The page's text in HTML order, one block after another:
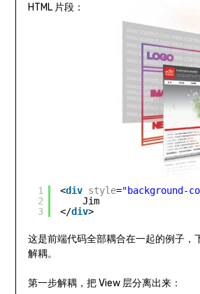
HTML 片段：
1
2
3
<div style="background-
Jim
</div>
这是前端代码全部耦合在一起的例子，
解耦。
第一步解耦，把 View 层分离出来：